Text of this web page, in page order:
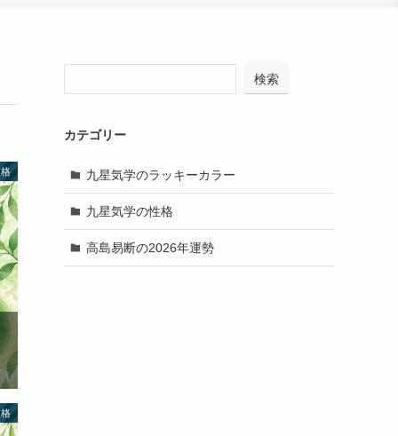
検索
カテゴリー
九星気学のラッキーカラー
九星気学の性格
高島易断の2026年運勢